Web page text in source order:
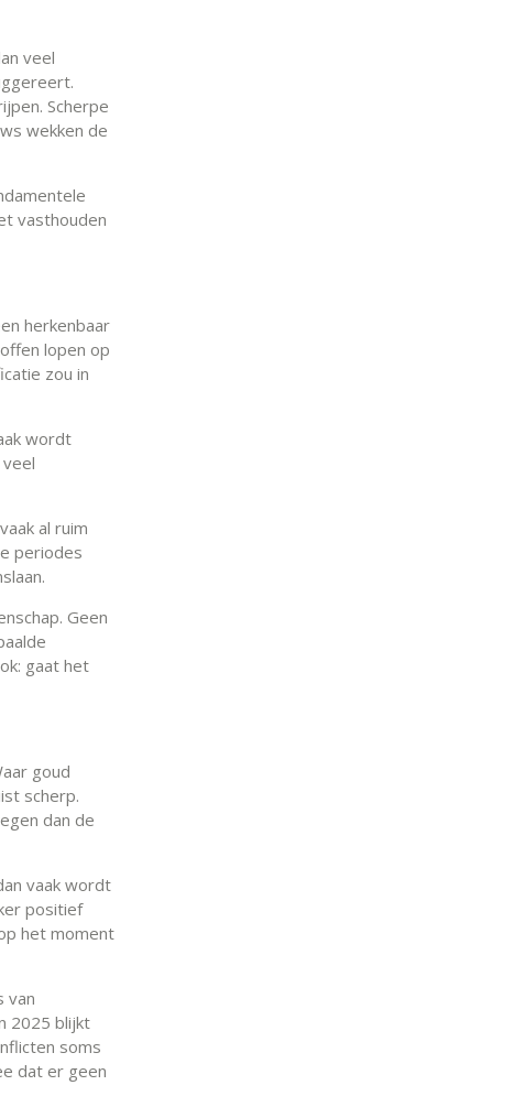
veel
Scherpe
wekken de
vasthouden
herkenbaar
lopen op
zou in
wordt
al ruim
periodes
Geen
gaat het
goud
scherp.
dan de
vaak wordt
positief
het moment
van
2025 blijkt
soms
dat er geen